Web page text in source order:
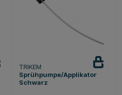
TRIKEM
Sprühpumpe/Applikator
Schwarz